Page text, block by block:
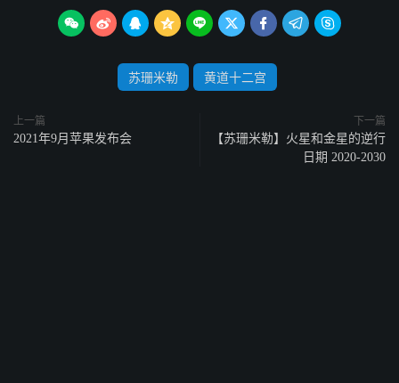
        
苏珊米勒 黄道十二宫
上一篇
2021年9月苹果发布会
下一篇
【苏珊米勒】火星和金星的逆行
日期 2020-2030